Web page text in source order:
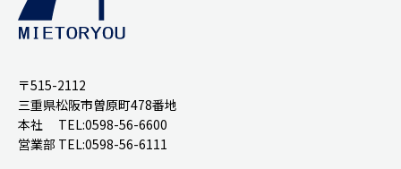
〒515-2112
三重県松阪市曽原町478番地
本社 TEL:0598-56-6600
営業部 TEL:0598-56-6111